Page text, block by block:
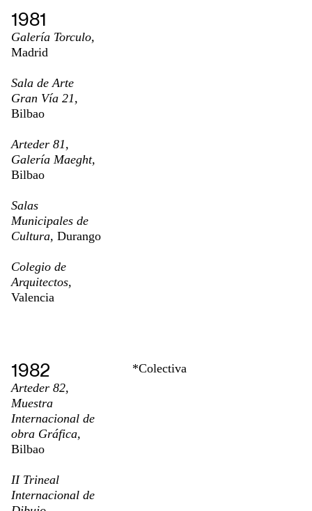
1981
Galería Torculo,
Madrid
Sala de Arte
Gran Vía 21,
Bilbao
Arteder 81,
Galería Maeght,
Bilbao
Salas
Municipales de
Cultura, Durango
Colegio de
Arquitectos,
Valencia
1982
Arteder 82,
Muestra
Internacional de
obra Gráfica,
Bilbao
II Trineal
Internacional de
*Colectiva